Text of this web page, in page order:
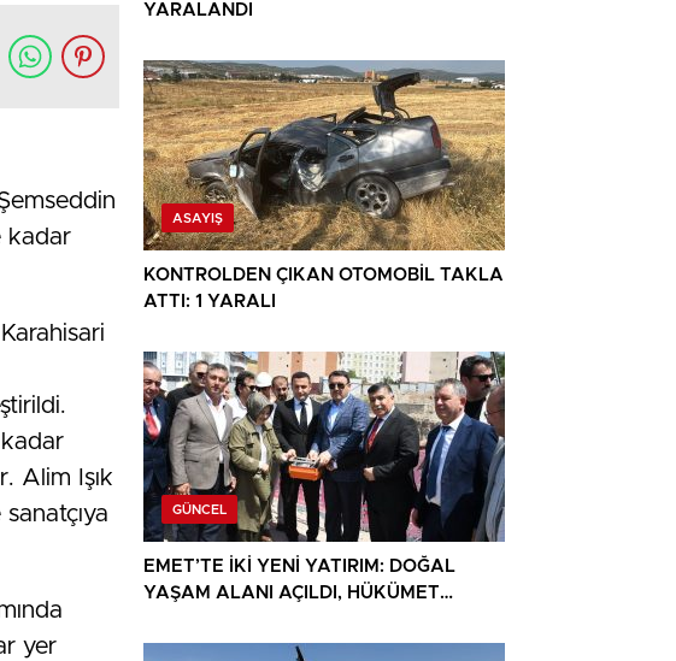
kadar
Alim Işık
yer
YARALANDI
ASAYIŞ
KONTROLDEN ÇIKAN OTOMOBİL TAKLA
ATTI: 1 YARALI
GÜNCEL
EMET’TE İKİ YENİ YATIRIM: DOĞAL
YAŞAM ALANI AÇILDI, HÜKÜMET